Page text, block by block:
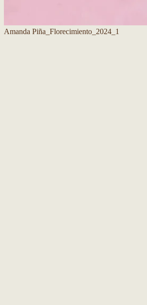
Amanda Piña_Florecimiento_2024_1